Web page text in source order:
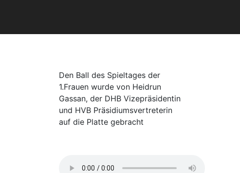
Den Ball des Spieltages der
1.Frauen wurde von Heidrun
Gassan, der DHB Vizepräsidentin
und HVB Präsidiumsvertreterin
auf die Platte gebracht